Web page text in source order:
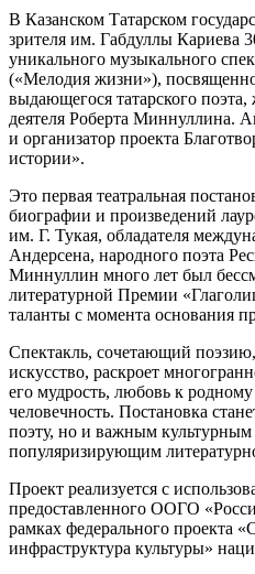
В Казанском Татарском
зрителя им. Габдуллы Кариева
уникального музыкального
(«Мелодия жизни»),
выдающегося татарского
деятеля Роберта Миннуллина.
и организатор проекта
истории».
Это первая театральная
биографии и произведений
им. Г. Тукая, обладателя
Андерсена, народного поэта
Миннуллин много лет был
литературной Премии
таланты с момента основания
Спектакль, сочетающий
искусство, раскроет
его мудрость, любовь к
человечность. Постановка
поэту, но и важным
популяризирующим
Проект реализуется с
предоставленного ООГО
рамках федерального проекта
инфраструктура культуры»